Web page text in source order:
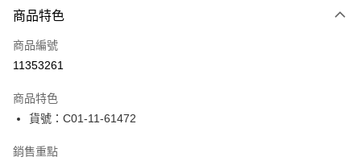
信用卡一次付款
LINE Pay
街口支付
悠遊付
商品特色
商品編號
11353261
商品特色
貨號：C01-11-61472
銷售重點